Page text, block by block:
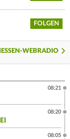
FOLGEN
WEBRADIO
08:21
08:20
08:05